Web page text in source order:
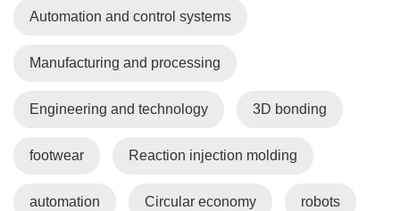
Automation and control systems
Manufacturing and processing
Engineering and technology 3D bonding
footwear Reaction injection molding
automation Circular economy robots